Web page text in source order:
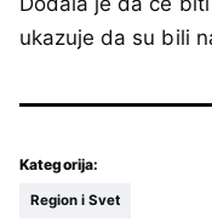
ukazuje da su bili
Kategorija:
Region i Svet